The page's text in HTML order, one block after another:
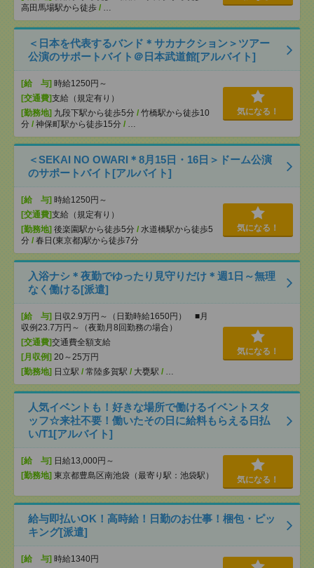
高田馬場駅から徒歩 / …
＜日本を代表するバンド＊サカナクション＞ツアー
公演のサポートバイト＠日本武道館[アルバイト]
[給 与] 時給1250円～
[交通費]支給（規定有り）
[勤務地] 九段下駅から徒歩5分 / 竹橋駅から徒歩10
分 / 神保町駅から徒歩15分 / …
気になる！
＜SEKAI NO OWARI＊8月15日・16日＞ドーム公演
のサポートバイト[アルバイト]
[給 与] 時給1250円～
[交通費]支給（規定有り）
[勤務地] 後楽園駅から徒歩5分 / 水道橋駅から徒歩5
分 / 春日(東京都)駅から徒歩7分
気になる！
入浴ナシ＊夜勤でゆったり見守りだけ＊週1日～無理
なく働ける[派遣]
[給 与] 日収2.9万円～（日勤時給1650円） ■月
収例23.7万円～（夜勤月8回勤務の場合）
[交通費]交通費全額支給
[月収例] 20～25万円
[勤務地] 日立駅 / 常陸多賀駅 / 大甕駅 / …
気になる！
人気イベントも！好きな場所で働けるイベントスタ
ッフ☆来社不要！働いたその日に給料もらえる日払
い/T1[アルバイト]
[給 与] 日給13,000円～
[勤務地] 東京都豊島区南池袋（最寄り駅：池袋駅） 気になる！
給与即払いOK！高時給！日勤のお仕事！梱包・ピッ
キング[派遣]
[給 与] 時給1340円